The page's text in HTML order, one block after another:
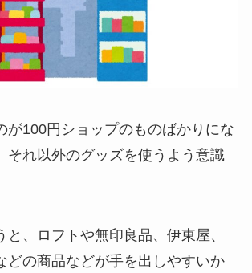
が100円ショップのものばかりにな
それ以外のグッズを使うよう意識
と、ロフトや無印良品、伊東屋、
どの商品などが手を出しやすいか